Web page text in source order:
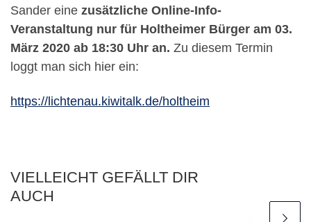
Sander eine zusätzliche Online-Info-
Veranstaltung nur für Holtheimer Bürger am 03.
März 2020 ab 18:30 Uhr an. Zu diesem Termin
loggt man sich hier ein:
https://lichtenau.kiwitalk.de/holtheim
VIELLEICHT GEFÄLLT DIR
AUCH